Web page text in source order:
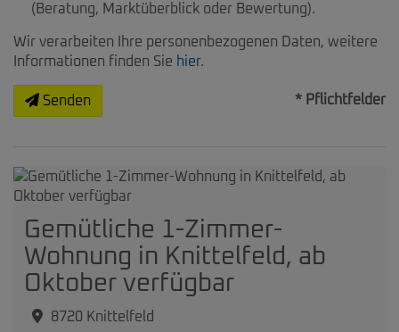
(Beratung, Marktüberblick oder Bewertung).
Wir verarbeiten Ihre personenbezogenen Daten, weitere
Informationen finden Sie hier.
Senden * Pflichtfelder
Gemütliche 1-Zimmer-
Wohnung in Knittelfeld, ab
Oktober verfügbar
8720 Knittelfeld